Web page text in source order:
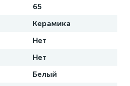
65
Керамика
Нет
Нет
Белый